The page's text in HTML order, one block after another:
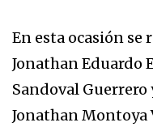
En esta ocasión se
Jonathan Eduardo
Sandoval Guerrero
Jonathan Montoya